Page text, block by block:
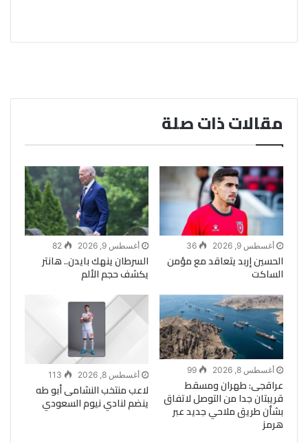
مقالات ذات صلة
أغسطس 9, 2026 36
الحسين إربد يتعاقد مع مؤمن
الساكت
أغسطس 9, 2026 82
السرطان ينهك بايدن.. هانتر
يكشف حجم الألم
أغسطس 8, 2026 99
عراقجى: طهران ومسقط
قريبتان جدا من التوصل لاتفاق
بشأن طريق ملاحي جديد عبر
هرمز
أغسطس 8, 2026 113
لاعب منتخب النشامى أبو طه
ينضم لنادي نيوم السعودي